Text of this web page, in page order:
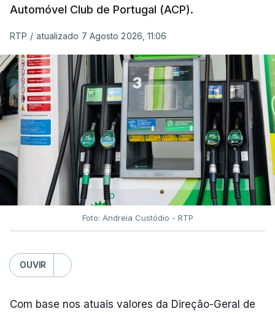
Automóvel Club de Portugal (ACP).
RTP / atualizado 7 Agosto 2026, 11:06
Foto: Andreia Custódio - RTP
OUVIR
Com base nos atuais valores da Direção-Geral de